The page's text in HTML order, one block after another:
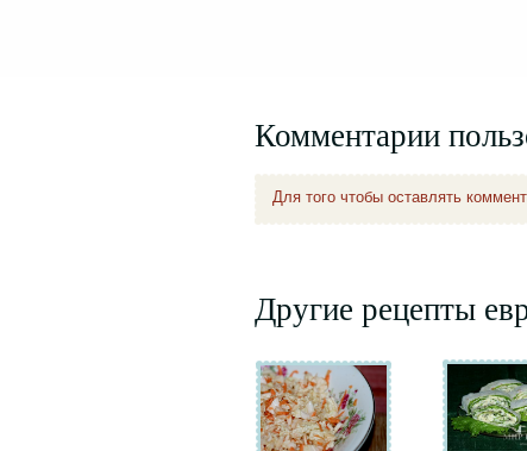
Комментарии
Для того чтобы оставлять
Другие рецепты